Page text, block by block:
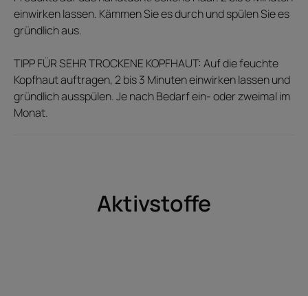
intensiv pflegende und
glättende Wirkung.
Vorteil
einwirken lassen. Kämmen Sie es durch und spülen Sie es
gründlich aus.
TIPP FÜR SEHR TROCKENE KOPFHAUT: Auf die feuchte
Kopfhaut auftragen, 2 bis 3 Minuten einwirken lassen und
gründlich ausspülen. Je nach Bedarf ein- oder zweimal im
Monat.
Aktivstoffe